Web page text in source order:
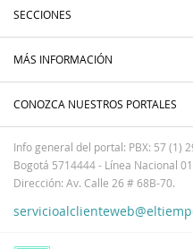
SECCIONES
MÁS INFORMACIÓN
CONOZCA NUESTROS PORTALES
Info general del portal: PBX: 57 (1)
Bogotá 5714444 - Línea Nacional
Dirección: Av. Calle 26 # 68B-70.